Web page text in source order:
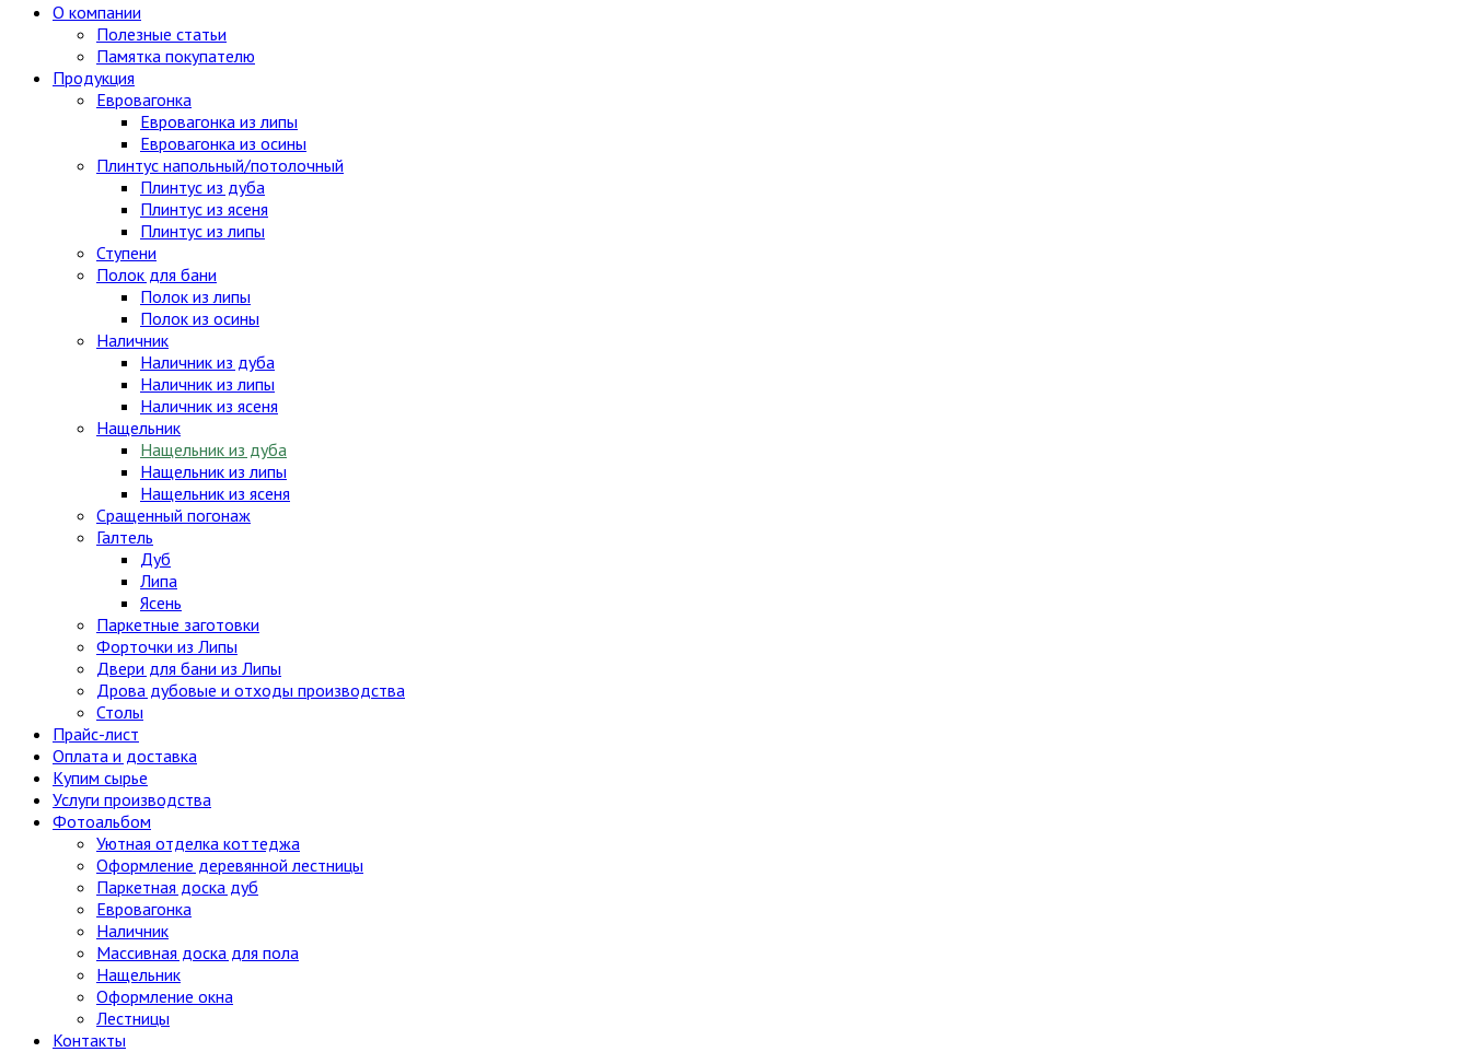
О компании
Полезные статьи
Памятка покупателю
Продукция
Евровагонка
Евровагонка из липы
Евровагонка из осины
Плинтус напольный/потолочный
Плинтус из дуба
Плинтус из ясеня
Плинтус из липы
Ступени
Полок для бани
Полок из липы
Полок из осины
Наличник
Наличник из дуба
Наличник из липы
Наличник из ясеня
Нащельник
Нащельник из дуба
Нащельник из липы
Нащельник из ясеня
Сращенный погонаж
Галтель
Дуб
Липа
Ясень
Паркетные заготовки
Форточки из Липы
Двери для бани из Липы
Дрова дубовые и отходы производства
Столы
Прайс-лист
Оплата и доставка
Купим сырье
Услуги производства
Фотоальбом
Уютная отделка коттеджа
Оформление деревянной лестницы
Паркетная доска дуб
Евровагонка
Наличник
Массивная доска для пола
Нащельник
Оформление окна
Лестницы
Контакты